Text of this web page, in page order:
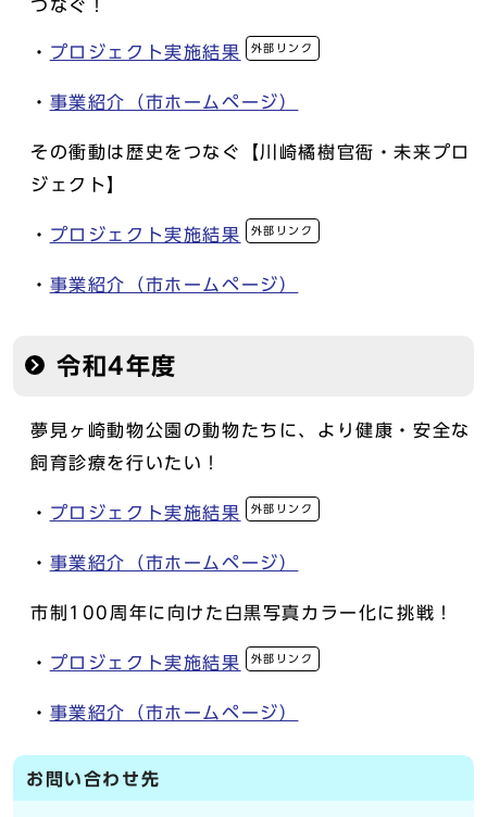
つなぐ！
・ プロジェクト実施結果 外部リンク
・ 事業紹介（市ホームページ）
その衝動は歴史をつなぐ【川崎橘樹官衙・未来プロ
ジェクト】
・ プロジェクト実施結果 外部リンク
・ 事業紹介（市ホームページ）
令和4年度
夢見ヶ崎動物公園の動物たちに、より健康・安全な
飼育診療を行いたい！
・ プロジェクト実施結果 外部リンク
・ 事業紹介（市ホームページ）
市制100周年に向けた白黒写真カラー化に挑戦！
・ プロジェクト実施結果 外部リンク
・ 事業紹介（市ホームページ）
お問い合わせ先